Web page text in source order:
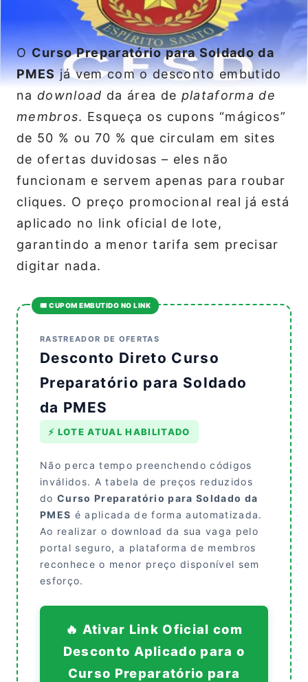
OCurso Preparatório para Soldado da
PMESjá vem com o desconto embutido
na download da área de plataforma de
membros. Esqueça os cupons “mágicos”
de 50 % ou 70 % que circulam em sites
de ofertas duvidosas – eles não
funcionam e servem apenas para roubar
cliques. O preço promocional real já está
aplicado no link oficial de lote,
garantindo a menor tarifa sem precisar
digitar nada.
🎟️ CUPOM EMBUTIDO NO LINK
RASTREADOR DE OFERTAS
Desconto Direto Curso
Preparatório para Soldado
da PMES
⚡ LOTE ATUAL HABILITADO
Não perca tempo preenchendo códigos
inválidos. A tabela de preços reduzidos
do Curso Preparatório para Soldado da
PMES é aplicada de forma automatizada.
Ao realizar o download da sua vaga pelo
portal seguro, a plataforma de membros
reconhece o menor preço disponível sem
esforço.
🔥 Ativar Link Oficial com
Desconto Aplicado para o
Curso Preparatório para